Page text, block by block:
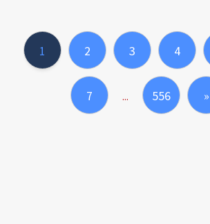
1 2 3 4
7 ... 556 »